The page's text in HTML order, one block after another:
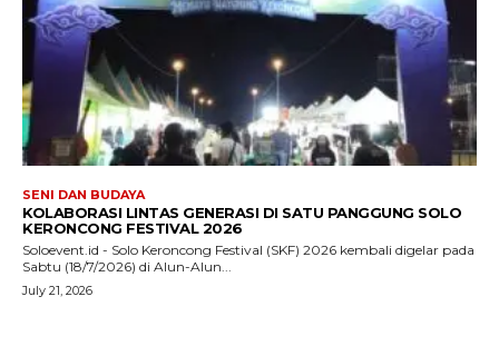
SENI DAN BUDAYA
KOLABORASI LINTAS GENERASI DI SATU PANGGUNG SOLO
KERONCONG FESTIVAL 2026
Soloevent.id - Solo Keroncong Festival (SKF) 2026 kembali digelar pada
Sabtu (18/7/2026) di Alun-Alun...
July 21, 2026